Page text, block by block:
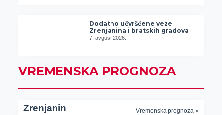
Dodatno učvršćene veze
Zrenjanina i bratskih gradova
7. avgust 2026.
VREMENSKA PROGNOZA